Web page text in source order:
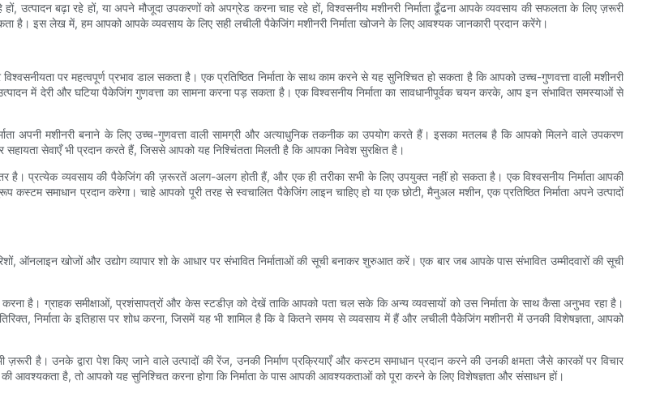
बढ़ा रहे हों, या अपने मौजूदा उपकरणों को अपग्रेड करना चाह रहे हों, विश्वसनीय मशीनरी निर्माता ढूँढना आपके व्यवसाय की सफलता के लिए ज़रूरी
है। इस लेख में, हम आपको आपके व्यवसाय के लिए सही लचीली पैकेजिंग मशीनरी निर्माता खोजने के लिए आवश्यक जानकारी प्रदान करेंगे।
पर महत्वपूर्ण प्रभाव डाल सकता है। एक प्रतिष्ठित निर्माता के साथ काम करने से यह सुनिश्चित हो सकता है कि आपको उच्च-गुणवत्ता वाली मशीनरी
में देरी और घटिया पैकेजिंग गुणवत्ता का सामना करना पड़ सकता है। एक विश्वसनीय निर्माता का सावधानीपूर्वक चयन करके, आप इन संभावित समस्याओं से
अपनी मशीनरी बनाने के लिए उच्च-गुणवत्ता वाली सामग्री और अत्याधुनिक तकनीक का उपयोग करते हैं। इसका मतलब है कि आपको मिलने वाले उपकरण
सेवाएँ भी प्रदान करते हैं, जिससे आपको यह निश्चिंतता मिलती है कि आपका निवेश सुरक्षित है।
प्रत्येक व्यवसाय की पैकेजिंग की ज़रूरतें अलग-अलग होती हैं, और एक ही तरीका सभी के लिए उपयुक्त नहीं हो सकता है। एक विश्वसनीय निर्माता आपकी
प्रदान करेगा। चाहे आपको पूरी तरह से स्वचालित पैकेजिंग लाइन चाहिए हो या एक छोटी, मैनुअल मशीन, एक प्रतिष्ठित निर्माता अपने उत्पादों
ऑनलाइन खोजों और उद्योग व्यापार शो के आधार पर संभावित निर्माताओं की सूची बनाकर शुरुआत करें। एक बार जब आपके पास संभावित उम्मीदवारों की सूची
करना है। ग्राहक समीक्षाओं, प्रशंसापत्रों और केस स्टडीज़ को देखें ताकि आपको पता चल सके कि अन्य व्यवसायों को उस निर्माता के साथ कैसा अनुभव रहा है।
निर्माता के इतिहास पर शोध करना, जिसमें यह भी शामिल है कि वे कितने समय से व्यवसाय में हैं और लचीली पैकेजिंग मशीनरी में उनकी विशेषज्ञता, आपको
है। उनके द्वारा पेश किए जाने वाले उत्पादों की रेंज, उनकी निर्माण प्रक्रियाएँ और कस्टम समाधान प्रदान करने की उनकी क्षमता जैसे कारकों पर विचार
है, तो आपको यह सुनिश्चित करना होगा कि निर्माता के पास आपकी आवश्यकताओं को पूरा करने के लिए विशेषज्ञता और संसाधन हों।